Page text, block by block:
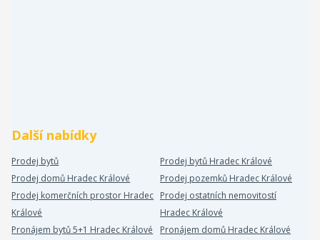
Další nabídky
Prodej bytů
Prodej bytů Hradec Králové
Prodej domů Hradec Králové
Prodej pozemků Hradec Králové
Prodej komerčních prostor Hradec
Králové
Prodej ostatních nemovitostí
Hradec Králové
Pronájem bytů 5+1 Hradec Králové
Pronájem domů Hradec Králové